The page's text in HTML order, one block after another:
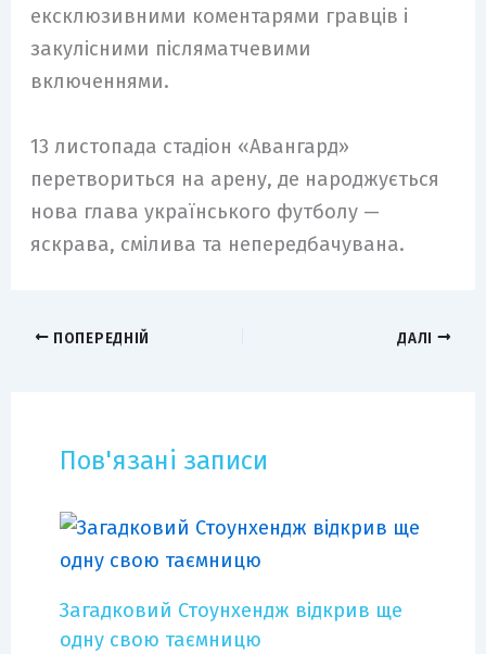
ексклюзивними коментарями гравців і
закулісними післяматчевими
включеннями.
13 листопада стадіон «Авангард»
перетвориться на арену, де народжується
нова глава українського футболу —
яскрава, смілива та непередбачувана.
ПОПЕРЕДНІЙ ДАЛІ
Пов'язані записи
Загадковий Стоунхендж відкрив ще
одну свою таємницю